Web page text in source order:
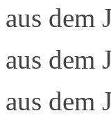
dem
dem
dem